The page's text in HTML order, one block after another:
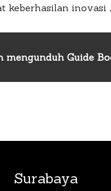
keberhasilan inovasi
mengunduh Guide
Surabaya